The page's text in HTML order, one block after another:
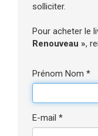
solliciter.
Pour acheter le
Renouveau »,
Prénom Nom *
E-mail *